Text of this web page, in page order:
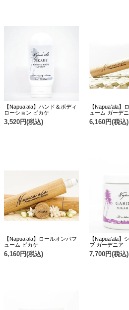
【Napua’ala】ハンド＆ボディ
ローション ピカケ
3,520円(税込)
【Napua’ala】
ューム ガーデ
6,160円(税込)
【Napua’ala】ロールオンパフ
ューム ピカケ
6,160円(税込)
【Napua’ala】
ブ ガーデニア
7,700円(税込)